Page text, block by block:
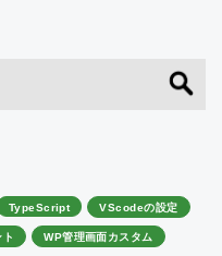
TypeScript
VScodeの設定
WP管理画面カスタム